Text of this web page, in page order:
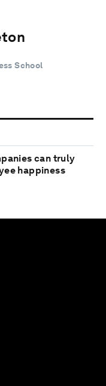
School
can truly
happiness